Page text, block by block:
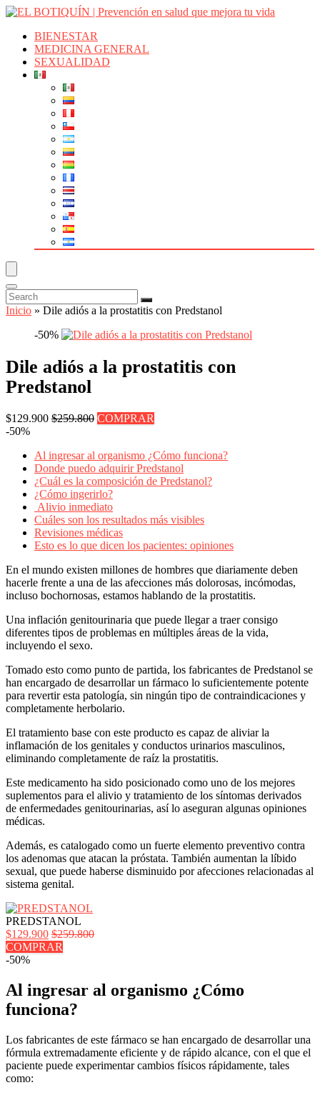
BIENESTAR
MEDICINA GENERAL
SEXUALIDAD
Inicio » Dile adiós a la prostatitis con Predstanol
-50%
Dile adiós a la prostatitis con
Predstanol
$129.900 $259.800 COMPRAR
-50%
Al ingresar al organismo ¿Cómo funciona?
Donde puedo adquirir Predstanol
¿Cuál es la composición de Predstanol?
¿Cómo ingerirlo?
Alivio inmediato
Cuáles son los resultados más visibles
Revisiones médicas
Esto es lo que dicen los pacientes: opiniones
En el mundo existen millones de hombres que diariamente deben
hacerle frente a una de las afecciones más dolorosas, incómodas,
incluso bochornosas, estamos hablando de la prostatitis.
Una inflación genitourinaria que puede llegar a traer consigo
diferentes tipos de problemas en múltiples áreas de la vida,
incluyendo el sexo.
Tomado esto como punto de partida, los fabricantes de Predstanol se
han encargado de desarrollar un fármaco lo suficientemente potente
para revertir esta patología, sin ningún tipo de contraindicaciones y
completamente herbolario.
El tratamiento base con este producto es capaz de aliviar la
inflamación de los genitales y conductos urinarios masculinos,
eliminando completamente de raíz la prostatitis.
Este medicamento ha sido posicionado como uno de los mejores
suplementos para el alivio y tratamiento de los síntomas derivados
de enfermedades genitourinarias, así lo aseguran algunas opiniones
médicas.
Además, es catalogado como un fuerte elemento preventivo contra
los adenomas que atacan la próstata. También aumentan la líbido
sexual, que puede haberse disminuido por afecciones relacionadas al
sistema genital.
PREDSTANOL
$129.900 $259.800
COMPRAR
-50%
Al ingresar al organismo ¿Cómo
funciona?
Los fabricantes de este fármaco se han encargado de desarrollar una
fórmula extremadamente eficiente y de rápido alcance, con el que el
paciente puede experimentar cambios físicos rápidamente, tales
como: